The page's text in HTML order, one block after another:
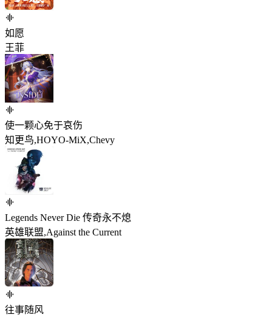
如愿
王菲
使一颗心免于哀伤
知更鸟,HOYO-MiX,Chevy
Legends Never Die 传奇永不熄
英雄联盟,Against the Current
往事随风